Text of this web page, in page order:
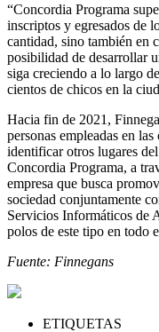
“Concordia Programa
inscriptos y egresados de
cantidad, sino también en
posibilidad de desarrollar
siga creciendo a lo largo
cientos de chicos en la
Hacia fin de 2021,
personas empleadas en
identificar otros lugares
Concordia Programa, a
empresa que busca
sociedad conjuntamente
Servicios Informáticos de
polos de este tipo en todo
Fuente: Finnegans
ETIQUETAS